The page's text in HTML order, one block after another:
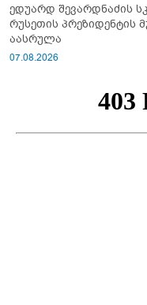
ედუარდ შევარდნაძის
რუსეთის პრეზიდენტის
აასრულა
07.08.2026